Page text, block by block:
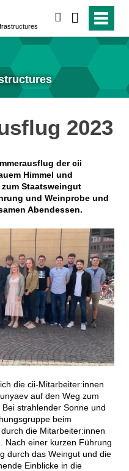
2023
der cii
Himmel und
Staatsweingut
und Weinprobeund
Abendessen.
die cii-Mitarbeiter:innen
auf den Weg zum
strahlender Sonne und
beim
die Mitarbeiter:innen
Nach einer kurzen Führung
durch das Weingut und die
Einblicke in die